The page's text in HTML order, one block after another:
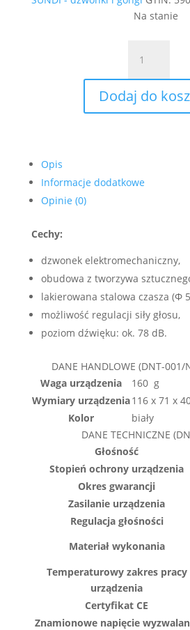
Na stanie
Dzwonek
czaszowy
8V
biały
Dodaj do
Opis
Informacje dodatkowe
Opinie (0)
Cechy:
dzwonek elektromechaniczny,
obudowa z tworzywa
lakierowana stalowa czasza (Φ
możliwość regulacji siły głosu,
poziom dźwięku: ok. 78 dB.
DANE HANDLOWE (DNT-001/
Waga urządzenia
160 g
Wymiary urządzenia116 x 71 x
Kolor
biały
DANE TECHNICZNE
Głośność
Stopień ochrony urządzenia
Okres gwarancji
Zasilanie urządzenia
Regulacja głośności
Materiał wykonania
Temperaturowy zakres pracy
urządzenia
Certyfikat CE
Znamionowe napięcie